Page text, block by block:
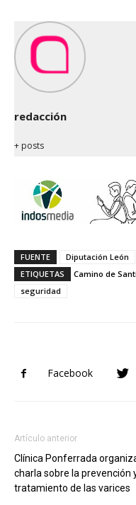
redacción
+ posts
FUENTE
Diputación León
ETIQUETAS
Camino de
seguridad
Facebook
Artículo anterior
Clínica Ponferrada
charla sobre la prevención
tratamiento de las varices